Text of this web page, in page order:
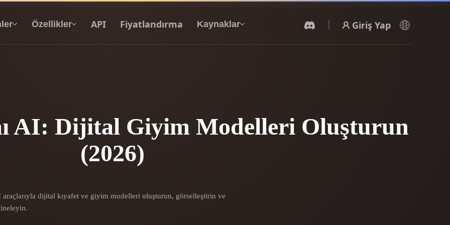
Özellikler API Fiyatlandırma Kaynaklar Giriş Yap
API
Yaratıcı yapay zekamızı uygulamanıza ya da iş
akışınıza entegre edin.
Oluşturucu
HDRI Oluşturucu
3D Model Arama Motoru
AI: Dijital Giyim Modelleri Oluşturun
(2026)
dijital kıyafet ve giyim modelleri oluşturun, görselleştirin ve